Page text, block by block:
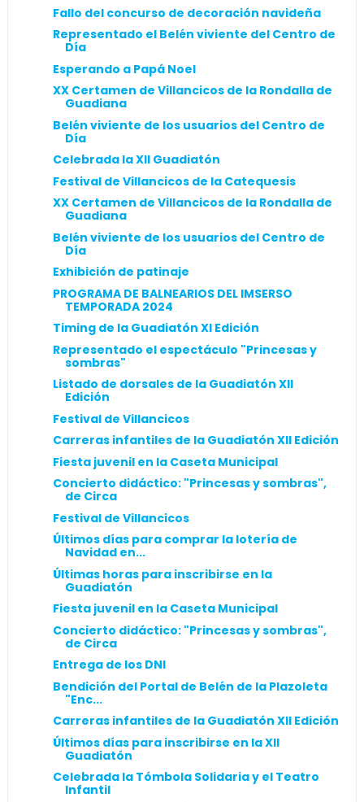
Fallo del concurso de decoración navideña
Representado el Belén viviente del Centro de
Día
Esperando a Papá Noel
XX Certamen de Villancicos de la Rondalla de
Guadiana
Belén viviente de los usuarios del Centro de
Día
Celebrada la XII Guadiatón
Festival de Villancicos de la Catequesis
XX Certamen de Villancicos de la Rondalla de
Guadiana
Belén viviente de los usuarios del Centro de
Día
Exhibición de patinaje
PROGRAMA DE BALNEARIOS DEL IMSERSO
TEMPORADA 2024
Timing de la Guadiatón XI Edición
Representado el espectáculo "Princesas y
sombras"
Listado de dorsales de la Guadiatón XII
Edición
Festival de Villancicos
Carreras infantiles de la Guadiatón XII Edición
Fiesta juvenil en la Caseta Municipal
Concierto didáctico: "Princesas y sombras",
de Circa
Festival de Villancicos
Últimos días para comprar la lotería de
Navidad en...
Últimas horas para inscribirse en la
Guadiatón
Fiesta juvenil en la Caseta Municipal
Concierto didáctico: "Princesas y sombras",
de Circa
Entrega de los DNI
Bendición del Portal de Belén de la Plazoleta
"Enc...
Carreras infantiles de la Guadiatón XII Edición
Últimos días para inscribirse en la XII
Guadiatón
Celebrada la Tómbola Solidaria y el Teatro
Infantil